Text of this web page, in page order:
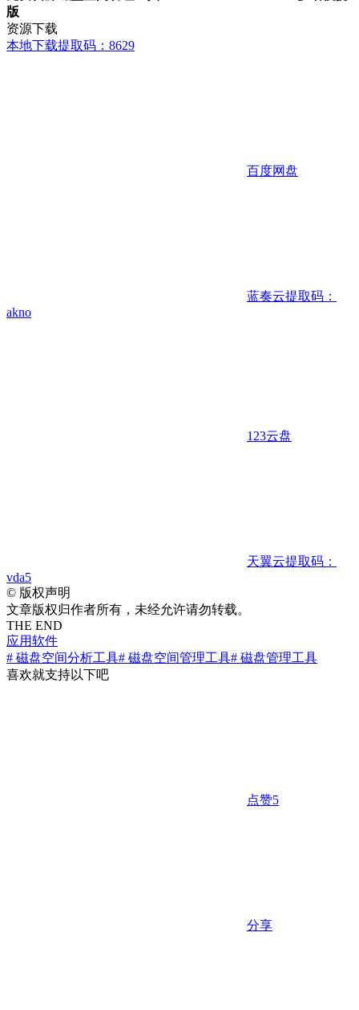
版
资源下载
本地下载提取码：8629
百度网盘
蓝奏云提取码：
akno
123云盘
天翼云提取码：
vda5
© 版权声明
文章版权归作者所有，未经允许请勿转载。
THE END
应用软件
# 磁盘空间分析工具# 磁盘空间管理工具# 磁盘管理工具
喜欢就支持以下吧
点赞5
分享